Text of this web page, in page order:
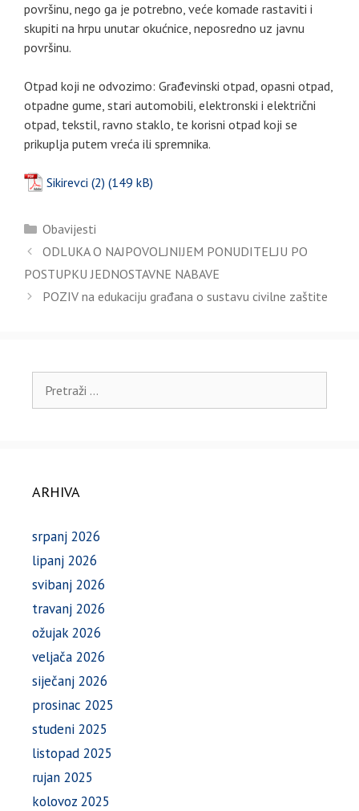
površinu, nego ga je potrebno, veće komade rastaviti i
skupiti na hrpu unutar okućnice, neposredno uz javnu
površinu.
Otpad koji ne odvozimo: Građevinski otpad, opasni otpad,
otpadne gume, stari automobili, elektronski i električni
otpad, tekstil, ravno staklo, te korisni otpad koji se
prikuplja putem vreća ili spremnika.
Sikirevci (2)
Kategorije
Obavijesti
ODLUKA O NAJPOVOLJNIJEM PONUDITELJU PO
POSTUPKU JEDNOSTAVNE NABAVE
POZIV na edukaciju građana o sustavu civilne zaštite
ARHIVA
srpanj 2026
lipanj 2026
svibanj 2026
travanj 2026
ožujak 2026
veljača 2026
siječanj 2026
prosinac 2025
studeni 2025
listopad 2025
rujan 2025
kolovoz 2025